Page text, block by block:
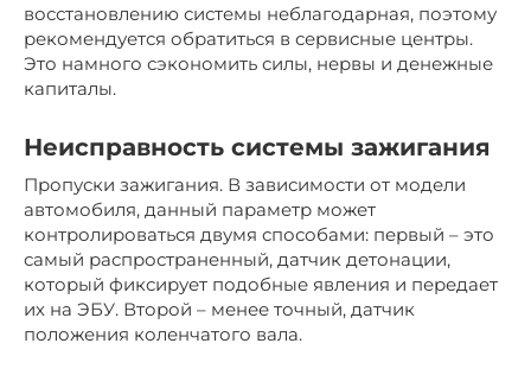
восстановлению системы неблагодарная, поэтому
рекомендуется обратиться в сервисные центры.
Это намного сэкономить силы, нервы и денежные
капиталы.
Неисправность системы зажигания
Пропуски зажигания. В зависимости от модели
автомобиля, данный параметр может
контролироваться двумя способами: первый – это
самый распространенный, датчик детонации,
который фиксирует подобные явления и передает
их на ЭБУ. Второй – менее точный, датчик
положения коленчатого вала.